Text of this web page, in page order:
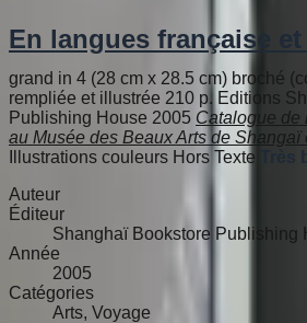
En langues française
grand in 4 (28 cm x 28.5 cm) broché
rempliée et illustrée 210 p. Editions
Publishing House 2005 Catalogue de
au Musée des Beaux Arts de Shangaï
Illustrations couleurs Hors Texte
Très
Auteur
Éditeur
Shanghaï Bookstore Publishing
Année
2005
Catégories
Arts, Voyage